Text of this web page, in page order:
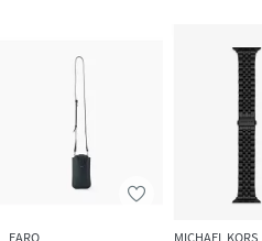
イタリアスムースレザーと人工
せ、両サイドをコバ面で仕上げ
美しさを楽しめます。
凪のように穏やかな、安らぎや
をお楽しみください。
FARO MICHAEL KORS